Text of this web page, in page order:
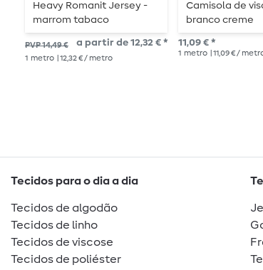
Heavy Romanit Jersey -
marrom tabaco
PVP 14,49 € a partir de 12,32 € *
1 metro | 12,32 € / metro
Camisola de
branco creme
11,09 € *
1 metro | 11,09 € /
Tecidos para o dia a dia
Tecidos de algodão
Tecidos de linho
Tecidos de viscose
Tecidos de poliéster